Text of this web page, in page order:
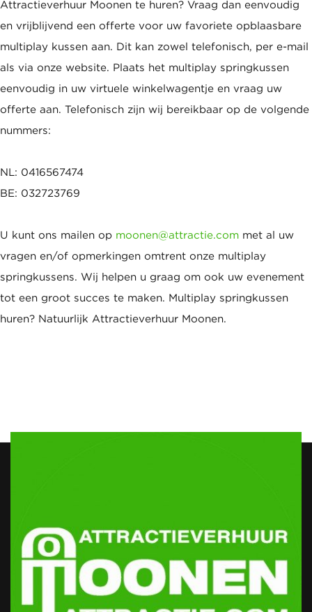
Attractieverhuur Moonen te huren? Vraag dan eenvoudig
en vrijblijvend een offerte voor uw favoriete opblaasbare
multiplay kussen aan. Dit kan zowel telefonisch, per e-mail
als via onze website. Plaats het multiplay springkussen
eenvoudig in uw virtuele winkelwagentje en vraag uw
offerte aan. Telefonisch zijn wij bereikbaar op de volgende
nummers:
NL: 0416567474
BE: 032723769
U kunt ons mailen op moonen@attractie.com met al uw
vragen en/of opmerkingen omtrent onze multiplay
springkussens. Wij helpen u graag om ook uw evenement
tot een groot succes te maken. Multiplay springkussen
huren? Natuurlijk Attractieverhuur Moonen.